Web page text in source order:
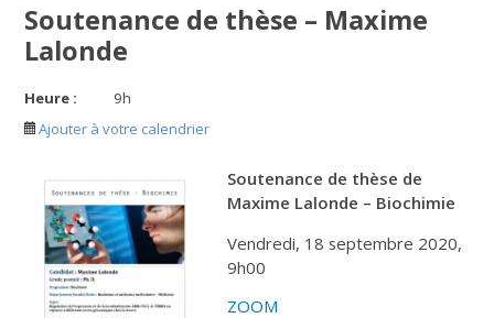
Soutenance de thèse – Maxime
Lalonde
Heure : 9h
Ajouter à votre calendrier
Soutenance de thèse de
Maxime Lalonde – Biochimie
Vendredi, 18 septembre 2020,
9h00
ZOOM